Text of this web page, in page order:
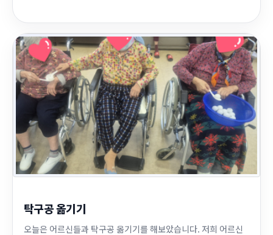
탁구공 옮기기
오늘은 어르신들과 탁구공 옮기기를 해보았습니다. 저희 어르신